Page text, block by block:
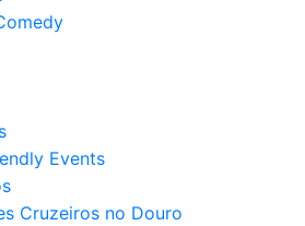
Events
Cruzeiros no Douro​